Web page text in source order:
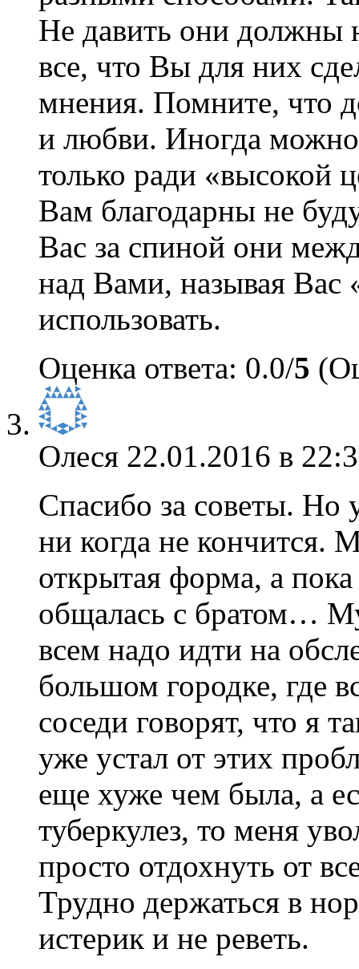
Не давить они должны
все, что Вы для них
мнения. Помните, что
и любви. Иногда можно
только ради «высокой
Вам благодарны не
Вас за спиной они
над Вами, называя Вас
использовать.
Оценка ответа: 0.0/5
Олеся 22.01.2016 в
Спасибо за советы. Но
ни когда не кончится.
открытая форма, а
общалась с братом…
всем надо идти на
большом городке, где
соседи говорят, что я
уже устал от этих
еще хуже чем была, а
туберкулез, то меня
просто отдохнуть от
Трудно держаться в
истерик и не реветь.